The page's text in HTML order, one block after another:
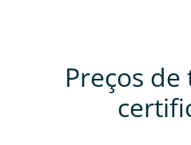
Preços